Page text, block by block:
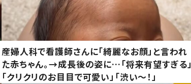
産婦人科で看護師さんに「綺麗なお顔」と言われ
た赤ちゃん。→成長後の姿に…「将来有望すぎる」
「クリクリのお目目で可愛い」「渋い～！」